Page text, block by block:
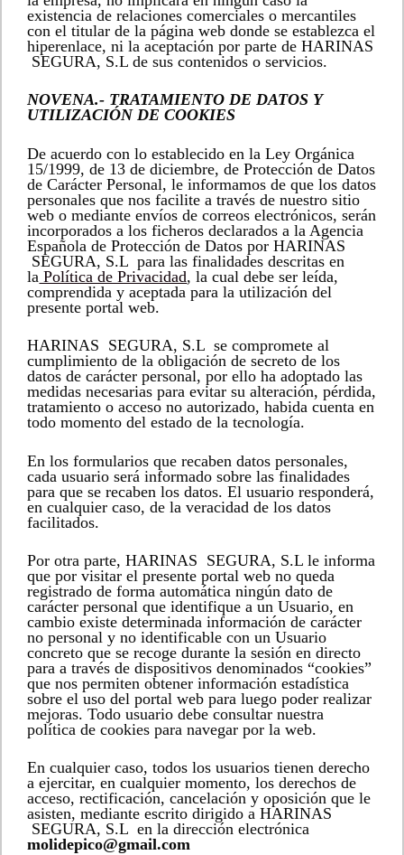
existencia de relaciones comerciales o mercantiles
con el titular de la página web donde se establezca el
hiperenlace, ni la aceptación por parte de HARINAS
SEGURA, S.L de sus contenidos o servicios.
NOVENA.- TRATAMIENTO DE DATOS Y
UTILIZACIÓN DE COOKIES
De acuerdo con lo establecido en la Ley Orgánica
15/1999, de 13 de diciembre, de Protección de Datos
de Carácter Personal, le informamos de que los datos
personales que nos facilite a través de nuestro sitio
web o mediante envíos de correos electrónicos, serán
incorporados a los ficheros declarados a la Agencia
Española de Protección de Datos por HARINAS
SEGURA, S.L para las finalidades descritas en
la Política de Privacidad, la cual debe ser leída,
comprendida y aceptada para la utilización del
presente portal web.
HARINAS SEGURA, S.L se compromete al
cumplimiento de la obligación de secreto de los
datos de carácter personal, por ello ha adoptado las
medidas necesarias para evitar su alteración, pérdida,
tratamiento o acceso no autorizado, habida cuenta en
todo momento del estado de la tecnología.
En los formularios que recaben datos personales,
cada usuario será informado sobre las finalidades
para que se recaben los datos. El usuario responderá,
en cualquier caso, de la veracidad de los datos
facilitados.
Por otra parte, HARINAS SEGURA, S.L le informa
que por visitar el presente portal web no queda
registrado de forma automática ningún dato de
carácter personal que identifique a un Usuario, en
cambio existe determinada información de carácter
no personal y no identificable con un Usuario
concreto que se recoge durante la sesión en directo
para a través de dispositivos denominados “cookies”
que nos permiten obtener información estadística
sobre el uso del portal web para luego poder realizar
mejoras. Todo usuario debe consultar nuestra
política de cookies para navegar por la web.
En cualquier caso, todos los usuarios tienen derecho
a ejercitar, en cualquier momento, los derechos de
acceso, rectificación, cancelación y oposición que le
asisten, mediante escrito dirigido a HARINAS
SEGURA, S.L en la dirección electrónica
molidepico@gmail.com